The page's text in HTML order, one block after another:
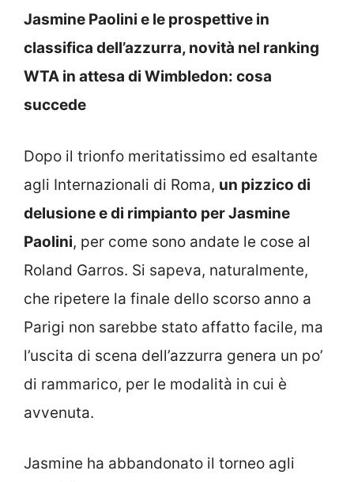
Jasmine Paolini e le prospettive in
classifica dell’azzurra, novità nel ranking
WTA in attesa di Wimbledon: cosa
succede
Dopo il trionfo meritatissimo ed esaltante
agli Internazionali di Roma, un pizzico di
delusione e di rimpianto per Jasmine
Paolini, per come sono andate le cose al
Roland Garros. Si sapeva, naturalmente,
che ripetere la finale dello scorso anno a
Parigi non sarebbe stato affatto facile, ma
l’uscita di scena dell’azzurra genera un po’
di rammarico, per le modalità in cui è
avvenuta.
Jasmine ha abbandonato il torneo agli